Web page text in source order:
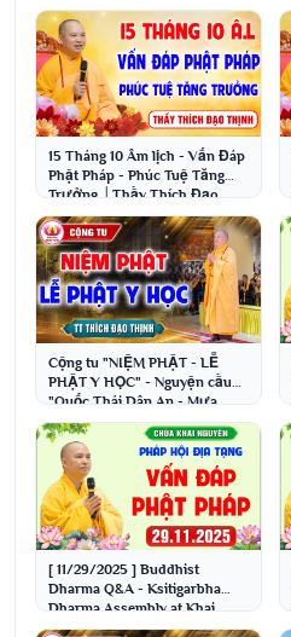
15 Tháng 10 Âm lịch - Vấn Đáp
Phật Pháp - Phúc Tuệ Tăng
Trưởng │Thầy Thích Đạo
Thịnh
Cộng tu "NIỆM PHẬT - LỄ
PHẬT Y HỌC" - Nguyện cầu
"Quốc Thái Dân An - Mưa
Thuận Gió Hoà"
[ 11/29/2025 ] Buddhist
Dharma Q&A - Ksitigarbha
Dharma Assembly at Khai
Nguyen Pagoda | Venerabl...